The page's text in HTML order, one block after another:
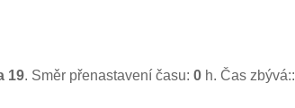
19. Směr přenastavení času: 0 h. Čas zbývá::